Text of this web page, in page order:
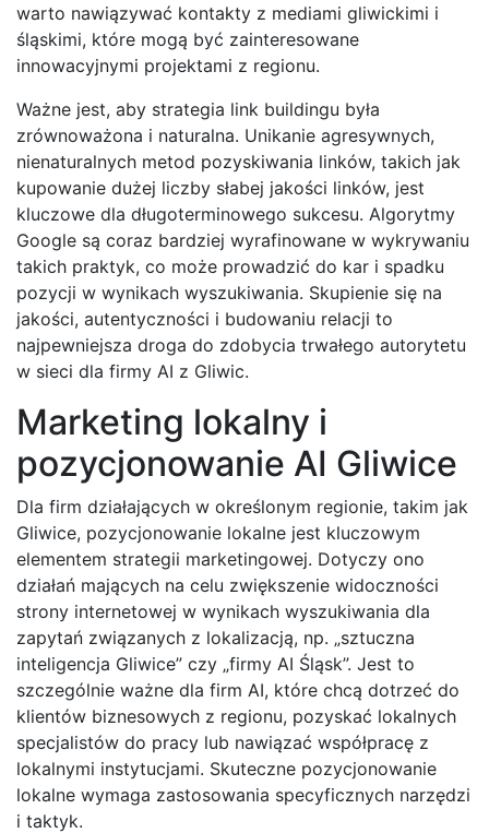
warto nawiązywać kontakty z mediami gliwickimi i
śląskimi, które mogą być zainteresowane
innowacyjnymi projektami z regionu.
Ważne jest, aby strategia link buildingu była
zrównoważona i naturalna. Unikanie agresywnych,
nienaturalnych metod pozyskiwania linków, takich jak
kupowanie dużej liczby słabej jakości linków, jest
kluczowe dla długoterminowego sukcesu. Algorytmy
Google są coraz bardziej wyrafinowane w wykrywaniu
takich praktyk, co może prowadzić do kar i spadku
pozycji w wynikach wyszukiwania. Skupienie się na
jakości, autentyczności i budowaniu relacji to
najpewniejsza droga do zdobycia trwałego autorytetu
w sieci dla firmy AI z Gliwic.
Marketing lokalny i
pozycjonowanie AI Gliwice
Dla firm działających w określonym regionie, takim jak
Gliwice, pozycjonowanie lokalne jest kluczowym
elementem strategii marketingowej. Dotyczy ono
działań mających na celu zwiększenie widoczności
strony internetowej w wynikach wyszukiwania dla
zapytań związanych z lokalizacją, np. „sztuczna
inteligencja Gliwice” czy „firmy AI Śląsk”. Jest to
szczególnie ważne dla firm AI, które chcą dotrzeć do
klientów biznesowych z regionu, pozyskać lokalnych
specjalistów do pracy lub nawiązać współpracę z
lokalnymi instytucjami. Skuteczne pozycjonowanie
lokalne wymaga zastosowania specyficznych narzędzi
i taktyk.